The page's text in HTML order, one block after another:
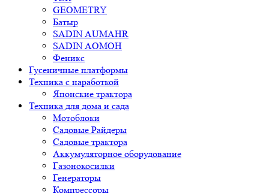
GEOMETRY
Батыр
SADIN AUMAHR
SADIN AOMOH
Феникс
Гусеничные платформы
Техника с наработкой
Японские трактора
Техника для дома и сада
Мотоблоки
Садовые Райдеры
Садовые трактора
Аккумуляторное оборудование
Газонокосилки
Генераторы
Компрессоры